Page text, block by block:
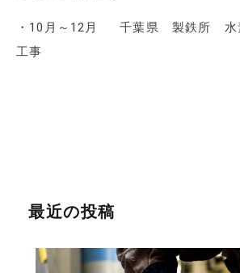
・10月～12月 千葉県 製鉄所 水
工事
最近の投稿